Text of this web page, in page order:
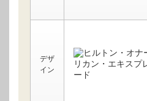
デザ
イン